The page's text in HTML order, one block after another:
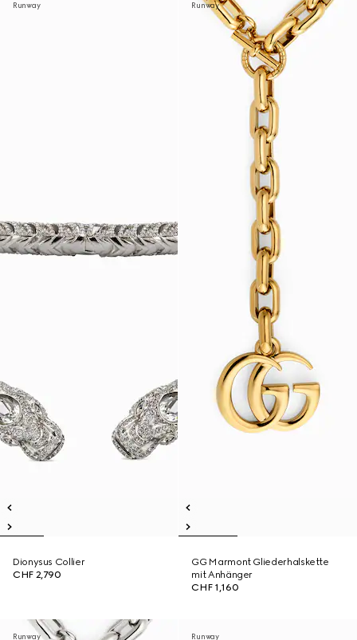
Runway
Dionysus Collier
CHF 2,790
Runway
GG Marmont Gliederhalskette
mit Anhänger
CHF 1,160
Runway Runway